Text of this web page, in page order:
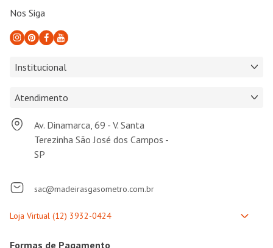
Nos Siga
Institucional
Atendimento
Av. Dinamarca, 69 - V. Santa
Terezinha São José dos Campos -
SP
sac@madeirasgasometro.com.br
Formas de Pagamento